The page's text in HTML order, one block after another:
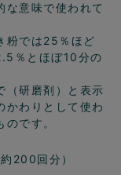
な意味で使われて
粉では25％ほど
％とほぼ10分の
（研磨剤）と表示
かわりとして使わ
です。
200回分）